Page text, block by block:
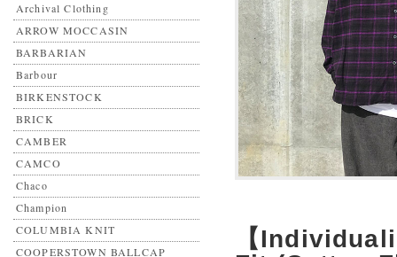
Archival Clothing
ARROW MOCCASIN
BARBARIAN
Barbour
BIRKENSTOCK
BRICK
CAMBER
CAMCO
Chaco
Champion
COLUMBIA KNIT
COOPERSTOWN BALLCAP
【